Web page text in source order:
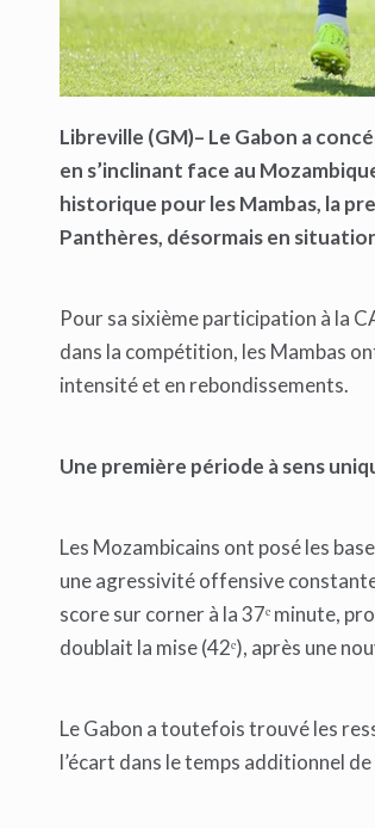
Libreville (GM)– Le Gabon a
en s’inclinant face au
historique pour les Mambas, la
Panthères, désormais en
Pour sa sixième participation à la
dans la compétition, les Mambas
intensité et en rebondissements.
Une première période à sens
Les Mozambicains ont posé les
une agressivité offensive
score sur corner à la 37ᵉ minute,
doublait la mise (42ᵉ), après une
Le Gabon a toutefois trouvé les
l’écart dans le temps additionnel